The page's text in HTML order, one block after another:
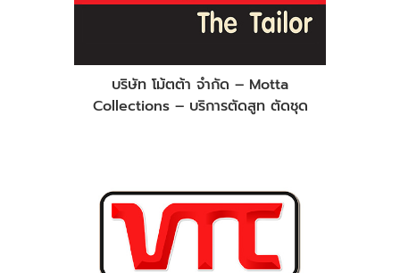
บริษัท โม้ตต้า จำกัด – Motta
Collections – บริการตัดสูท ตัดชุด